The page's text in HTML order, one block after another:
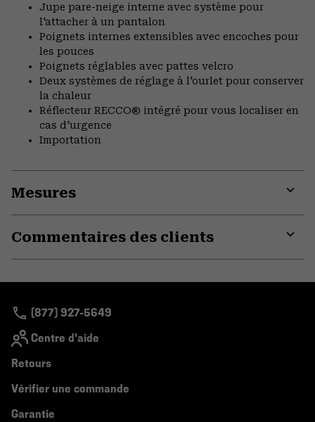
Jupe pare-neige interne avec système pour
l'attacher à un pantalon
Poignets internes extensibles avec encoches pour
les pouces
Poignets réglables avec pattes velcro
Deux systèmes de réglage à l'ourlet pour conserver
la chaleur
Réflecteur RECCO® intégré pour vous localiser en
cas d'urgence
Importation
Mesures
Commentaires des clients
(877) 927-5649
Centre d'aide
Retours
Vérifier une commande
Garantie